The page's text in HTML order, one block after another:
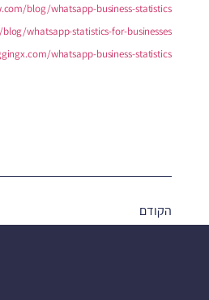
blog/whatsapp-business-statistics
whatsapp-statistics-for-businesses/
whatsapp-business-statistics/
הקודם